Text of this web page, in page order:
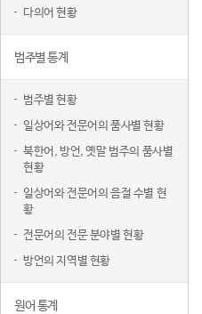
다의어 현황
범주별 통계
범주별 현황
일상어와 전문어의 품사별 현황
북한어, 방언, 옛말 범주의 품사별
현황
일상어와 전문어의 음절 수별 현
황
전문어의 전문 분야별 현황
방언의 지역별 현황
원어 통계